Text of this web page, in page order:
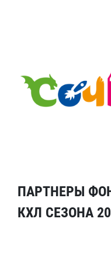
ПАРТНЕРЫ
КХЛ СЕЗОНА